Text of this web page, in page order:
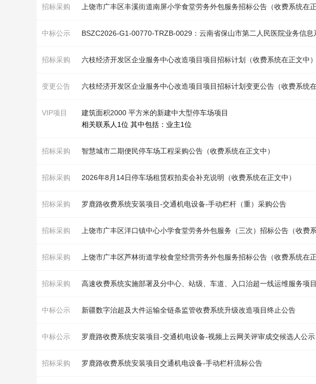
招标采购 上饶市广丰区丰溪街道南屏小学食堂劳务外包服务招标公告（收费系统在
中标公示 BSZC2026-G1-00770-TRZB-0029：云南省保山市第二人民医院业务信息
招标采购 六枝经济开发区企业服务中心改造项目项目招标计划（收费系统在正文中）
变更公告 六枝经济开发区企业服务中心改造项目项目招标计划变更公告（收费系统
VIP项目
建筑面积2000 平方米的新建中大型停车场项目
相关联系人1位 其中包括：业主1位
招标采购 智慧城市二期便民停车场工程采购公告（收费系统在正文中）
招标采购 2026年8月14日停车场租赁权拍卖会补充说明（收费系统在正文中）
招标采购 罗鹿路收费系统安装项目-交通机电设备-手动栏杆（重）采购公告
招标采购 上饶市广丰区洋口镇中心小学食堂劳务外包服务（三次）招标公告（收费
招标采购 上饶市广丰区芦林街道学校食堂经营劳务外包服务招标公告（收费系统在
招标采购 高速收费系统实施部署及分中心、站级、车道、入口治超一线运维服务项
中标公示 新疆数字治超及大件运输全链条监管收费系统升级改造项目终止公告
中标公示 罗鹿路收费系统安装项目-交通机电设备-视频上云网关评审成交候选人公示
招标采购 罗鹿路收费系统安装项目交通机电设备-手动栏杆流标公告